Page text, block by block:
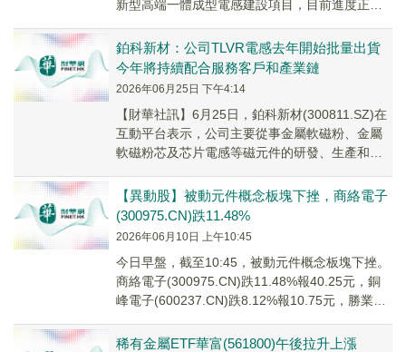
新型高端一體成型電感建設項目，目前進度正
鉑科新材：公司TLVR電感去年開始批量出貨
今年將持續配合服務客戶和產業鏈
2026年06月25日 下午4:14
【財華社訊】6月25日，鉑科新材(300811.SZ)在
互動平台表示，公司主要從事金屬軟磁粉、金屬
軟磁粉芯及芯片電感等磁元件的研發、生產和銷
【異動股】被動元件概念板塊下挫，商絡電子
(300975.CN)跌11.48%
2026年06月10日 上午10:45
今日早盤，截至10:45，被動元件概念板塊下挫。
商絡電子(300975.CN)跌11.48%報40.25元，銅
峰電子(600237.CN)跌8.12%報10.75元，勝業電
稀有金屬ETF華富(561800)午後拉升上漲